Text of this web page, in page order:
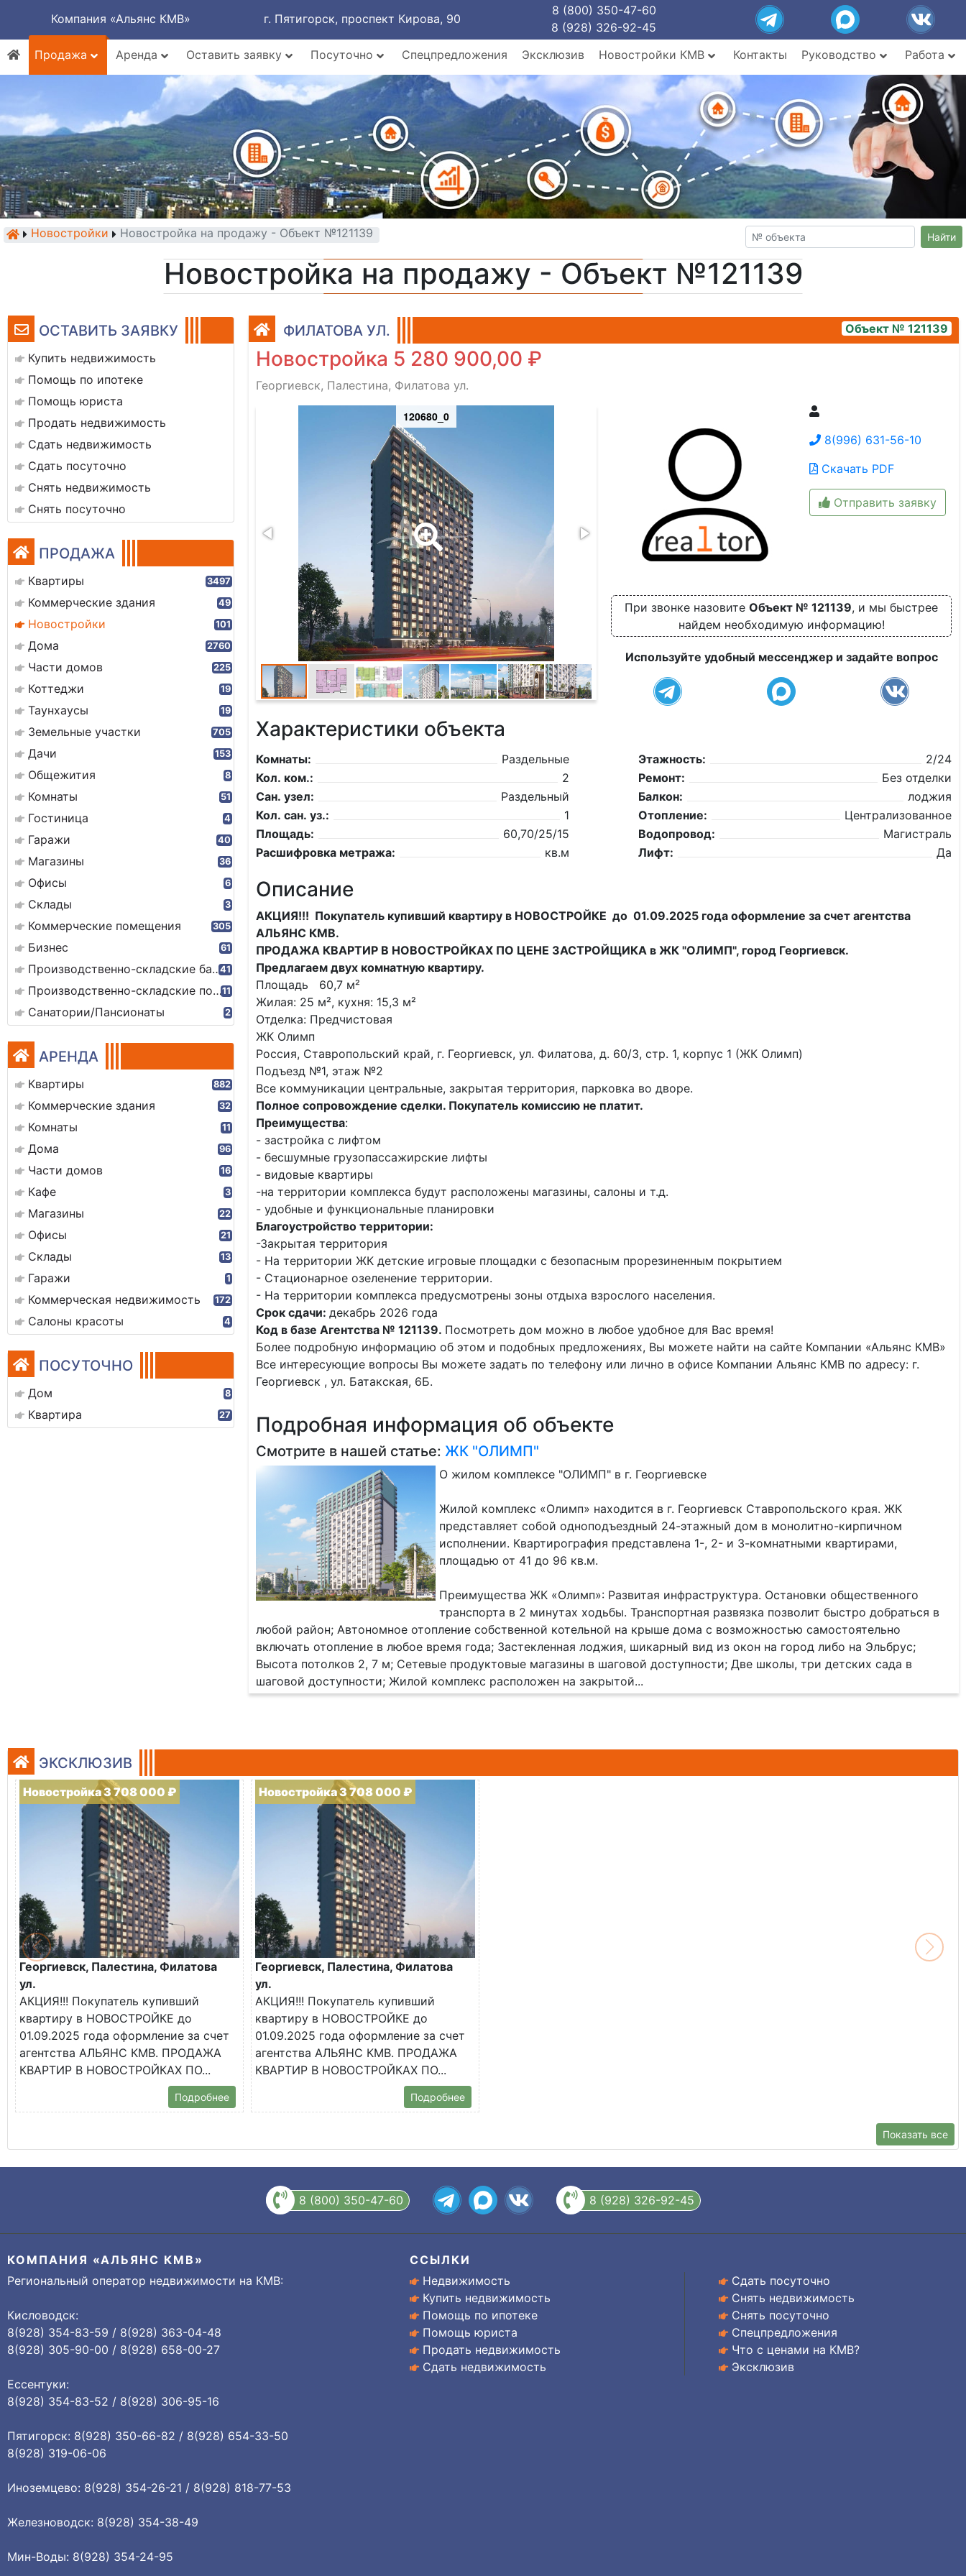
Компания «Альянс КМВ» г. Пятигорск, проспект Кирова, 90
8 (800) 350-47-60
8 (928) 326-92-45
Продажа
Аренда Оставить заявку Посуточно Спецпредложения Эксклюзив Новостройки КМВ Контакты Руководство Работа
Новостройки Новостройка на продажу - Объект №121139 Найти
Новостройка на продажу - Объект №121139
ОСТАВИТЬ ЗАЯВКУ
Купить недвижимость
Помощь по ипотеке
Помощь юриста
Продать недвижимость
Сдать недвижимость
Сдать посуточно
Снять недвижимость
Снять посуточно
ПРОДАЖА
Квартиры 3497
Коммерческие здания 49
Новостройки 101
Дома 2760
Части домов 225
Коттеджи 19
Таунхаусы 19
Земельные участки 705
Дачи 153
Общежития 8
Комнаты 51
Гостиница 4
Гаражи 40
Магазины 36
Офисы 6
Склады 3
Коммерческие помещения 305
Бизнес 61
Производственно-складские базы41
Производственно-складские помещения11
Санатории/Пансионаты 2
АРЕНДА
Квартиры 882
Коммерческие здания 32
Комнаты 11
Дома 96
Части домов 16
Кафе 3
Магазины 22
Офисы 21
Склады 13
Гаражи 1
Коммерческая недвижимость 172
Салоны красоты 4
ПОСУТОЧНО
Дом 8
Квартира 27
ФИЛАТОВА УЛ. Объект № 121139
Новостройка 5 280 900,00 ₽
Георгиевск, Палестина, Филатова ул.
120680_0
planirovka_k-602-2-60.7
8(996) 631-56-10
Скачать PDF
Отправить заявку
При звонке назовите Объект № 121139, и мы быстрее
найдем необходимую информацию!
Используйте удобный мессенджер и задайте вопрос
Характеристики объекта
Комнаты:
Раздельные
Кол. ком.:
2
Сан. узел:
Раздельный
Кол. сан. уз.:
1
Площадь:
60,70/25/15
Расшифровка метража:
кв.м
Этажность:
2/24
Ремонт:
Без отделки
Балкон:
лоджия
Отопление:
Централизованное
Водопровод:
Магистраль
Лифт:
Да
Описание
АКЦИЯ!!! Покупатель купивший квартиру в НОВОСТРОЙКЕ до 01.09.2025 года оформление за счет агентства
АЛЬЯНС КМВ.
ПРОДАЖА КВАРТИР В НОВОСТРОЙКАХ ПО ЦЕНЕ ЗАСТРОЙЩИКА в ЖК "ОЛИМП", город Георгиевск.
Предлагаем двух комнатную квартиру.
⁨⁩Площадь ⁩60,7 м²
Жилая: ⁨25 м²⁩, кухня: ⁨15,3 м²⁩
Отделка: ⁨Предчистовая⁩
ЖК Олимп
Россия, Ставропольский край, г. Георгиевск, ул. Филатова, д. 60/3, стр. 1, корпус 1 (ЖК Олимп)
Подъезд №⁨1⁩, этаж №⁨2⁩
Все коммуникации центральные, закрытая территория, парковка во дворе.
Полное сопровождение сделки. Покупатель комиссию не платит.
Преимущества:
- застройка с лифтом
- бесшумные грузопассажирские лифты
- видовые квартиры
-на территории комплекса будут расположены магазины, салоны и т.д.
- удобные и функциональные планировки
Благоустройство территории:
-Закрытая территория
- На территории ЖК детские игровые площадки с безопасным прорезиненным покрытием
- Стационарное озеленение территории.
- На территории комплекса предусмотрены зоны отдыха взрослого населения.
Срок сдачи: декабрь 2026 года
Код в базе Агентства № 121139. Посмотреть дом можно в любое удобное для Вас время!
Более подробную информацию об этом и подобных предложениях, Вы можете найти на сайте Компании «Альянс КМВ»
Все интересующие вопросы Вы можете задать по телефону или лично в офисе Компании Альянс КМВ по адресу: г.
Георгиевск , ул. Батакская, 6Б.
Подробная информация об объекте
Смотрите в нашей статье: ЖК "ОЛИМП"
О жилом комплексе "ОЛИМП" в г. Георгиевске
Жилой комплекс «Олимп» находится в г. Георгиевск Ставропольского края. ЖК
представляет собой одноподъездный 24-этажный дом в монолитно-кирпичном
исполнении. Квартирография представлена 1-, 2- и 3-комнатными квартирами,
площадью от 41 до 96 кв.м.
Преимущества ЖК «Олимп»: Развитая инфраструктура. Остановки общественного
транспорта в 2 минутах ходьбы. Транспортная развязка позволит быстро добраться в
любой район; Автономное отопление собственной котельной на крыше дома с возможностью самостоятельно
включать отопление в любое время года; Застекленная лоджия, шикарный вид из окон на город либо на Эльбрус;
Высота потолков 2, 7 м; Сетевые продуктовые магазины в шаговой доступности; Две школы, три детских сада в
шаговой доступности; Жилой комплекс расположен на закрытой...
ЭКСКЛЮЗИВ
Новостройка 3 708 000 ₽
Георгиевск, Палестина, Филатова
ул.
АКЦИЯ!!! Покупатель купивший
квартиру в НОВОСТРОЙКЕ до
01.09.2025 года оформление за счет
агентства АЛЬЯНС КМВ. ПРОДАЖА
КВАРТИР В НОВОСТРОЙКАХ ПО...
Подробнее
Новостройка 3 708 000 ₽
Георгиевск, Палестина, Филатова
ул.
АКЦИЯ!!! Покупатель купивший
квартиру в НОВОСТРОЙКЕ до
01.09.2025 года оформление за счет
агентства АЛЬЯНС КМВ. ПРОДАЖА
КВАРТИР В НОВОСТРОЙКАХ ПО...
Подробнее
Показать все
8 (800) 350-47-60 8 (928) 326-92-45
КОМПАНИЯ «АЛЬЯНС КМВ»
Региональный оператор недвижимости на КМВ:
Кисловодск:
8(928) 354-83-59 / 8(928) 363-04-48
8(928) 305-90-00 / 8(928) 658-00-27
Ессентуки:
8(928) 354-83-52 / 8(928) 306-95-16
Пятигорск: 8(928) 350-66-82 / 8(928) 654-33-50
8(928) 319-06-06
Иноземцево: 8(928) 354-26-21 / 8(928) 818-77-53
Железноводск: 8(928) 354-38-49
Мин-Воды: 8(928) 354-24-95
ССЫЛКИ
Недвижимость
Купить недвижимость
Помощь по ипотеке
Помощь юриста
Продать недвижимость
Сдать недвижимость
Сдать посуточно
Снять недвижимость
Снять посуточно
Спецпредложения
Что с ценами на КМВ?
Эксклюзив